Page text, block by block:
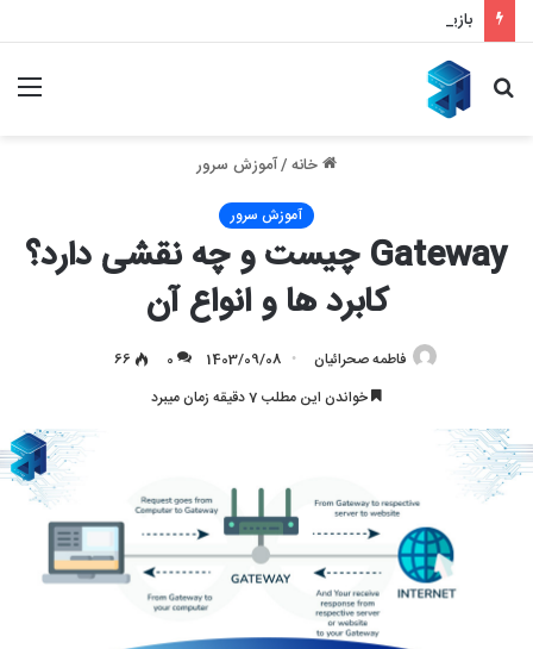
جستجو
خانه/آموزش سرور
آموزش سرور
Gateway چیست و چه نقشی دارد؟
کابرد ها و انواع آن
فاطمه صحرائیان 1403/09/08
0
66
خواندن این مطلب 7 دقیقه زمان میبرد